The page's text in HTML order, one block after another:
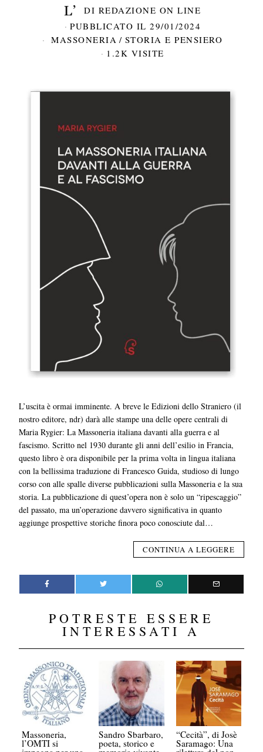
DI REDAZIONE ON LINE
PUBBLICATO IL 29/01/2024
MASSONERIA / STORIA E PENSIERO
1.2K VISITE
L’uscita è ormai imminente. A breve le Edizioni dello Straniero (il
nostro editore, ndr) darà alle stampe una delle opere centrali di
Maria Rygier: La Massoneria italiana davanti alla guerra e al
fascismo. Scritto nel 1930 durante gli anni dell’esilio in Francia,
questo libro è ora disponibile per la prima volta in lingua italiana
con la bellissima traduzione di Francesco Guida, studioso di lungo
corso con alle spalle diverse pubblicazioni sulla Massoneria e la sua
storia. La pubblicazione di quest’opera non è solo un “ripescaggio”
del passato, ma un’operazione davvero significativa in quanto
aggiunge prospettive storiche finora poco conosciute dal…
CONTINUA A LEGGERE
POTRESTE ESSERE
INTERESSATI A
Massoneria,
l’OMTI si
Sandro Sbarbaro,
poeta, storico e
“Cecità”, di Josè
Saramago: Una